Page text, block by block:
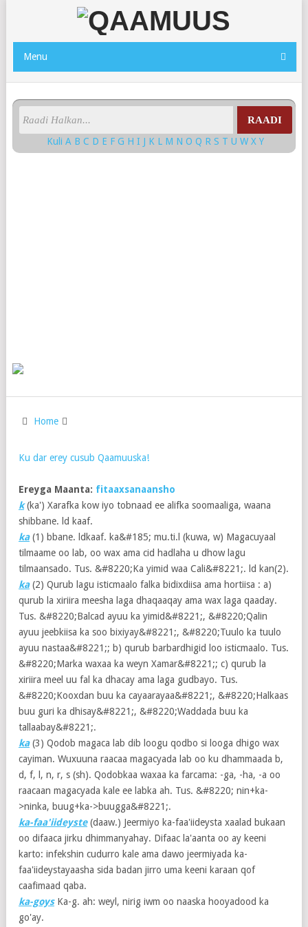
Menu
RAADI
KuliA BC D E FG HI J K L M NOQ RS TUWXY
Home
Ku dar erey cusub Qaamuuska!
Ereyga Maanta: fitaaxsanaansho
k(ka') Xarafka kow iyo tobnaad ee alifka soomaaliga, waana
shibbane. ld kaaf.
ka(1) bbane. ldkaaf. ka&#185; mu.ti.l (kuwa, w) Magacuyaal
tilmaame oo lab, oo wax ama cid hadlaha u dhow lagu
tilmaansado. Tus. &#8220;Ka yimid waa Cali&#8221;. ld kan(2).
ka(2) Qurub lagu isticmaalo falka bidixdiisa ama hortiisa : a)
qurub la xiriira meesha laga dhaqaaqay ama wax laga qaaday.
Tus. &#8220;Balcad ayuu ka yimid&#8221;, &#8220;Qalin
ayuu jeebkiisa ka soo bixiyay&#8221;, &#8220;Tuulo ka tuulo
ayuu nastaa&#8221;; b) qurub barbardhigid loo isticmaalo. Tus.
&#8220;Marka waxaa ka weyn Xamar&#8221;; c) qurub la
xiriira meel uu fal ka dhacay ama laga gudbayo. Tus.
&#8220;Kooxdan buu ka cayaarayaa&#8221;, &#8220;Halkaas
buu guri ka dhisay&#8221;, &#8220;Waddada buu ka
tallaabay&#8221;.
ka(3) Qodob magaca lab dib loogu qodbo si looga dhigo wax
cayiman. Wuxuuna raacaa magacyada lab oo ku dhammaada b,
d, f, l, n, r, s (sh). Qodobkaa waxaa ka farcama: -ga, -ha, -a oo
raacaan magacyada kale ee labka ah. Tus. &#8220; nin+ka-
>ninka, buug+ka->buugga&#8221;.
ka-faa'iideyste(daaw.) Jeermiyo ka-faa'iideysta xaalad bukaan
oo difaaca jirku dhimmanyahay. Difaac la'aanta oo ay keeni
karto: infekshin cudurro kale ama dawo jeermiyada ka-
faa'iideystayaasha sida badan jirro uma keeni karaan qof
caafimaad qaba.
ka-goysKa-g. ah: weyl, nirig iwm oo naaska hooyadood ka
go'ay.